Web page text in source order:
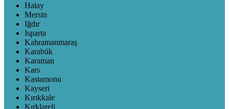
Hatay
Mersin
Iğdır
Isparta
Kahramanmaraş
Karabük
Karaman
Kars
Kastamonu
Kayseri
Kırıkkale
Kırklareli